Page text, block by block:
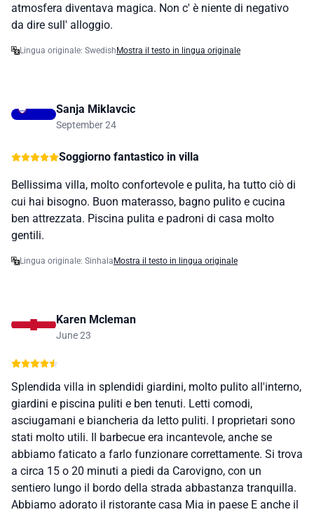
atmosfera diventava magica. Non c' è niente di negativo
da dire sull' alloggio.
Lingua originale: SwedishMostra il testo in lingua originale
Sanja Miklavcic
September 24
Soggiorno fantastico in villa
Bellissima villa, molto confortevole e pulita, ha tutto ciò di
cui hai bisogno. Buon materasso, bagno pulito e cucina
ben attrezzata. Piscina pulita e padroni di casa molto
gentili.
Lingua originale: SinhalaMostra il testo in lingua originale
Karen Mcleman
June 23
Splendida villa in splendidi giardini, molto pulito all'interno,
giardini e piscina puliti e ben tenuti. Letti comodi,
asciugamani e biancheria da letto puliti. I proprietari sono
stati molto utili. Il barbecue era incantevole, anche se
abbiamo faticato a farlo funzionare correttamente. Si trova
a circa 15 o 20 minuti a piedi da Carovigno, con un
sentiero lungo il bordo della strada abbastanza tranquilla.
Abbiamo adorato il ristorante casa Mia in paese E anche il